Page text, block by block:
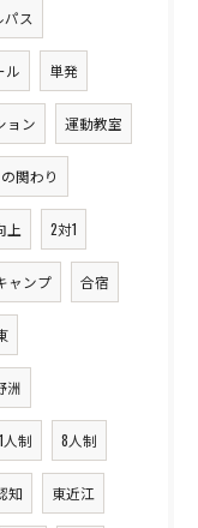
パス
ル 単発
ョン 運動教室
関わり
上 2対1
ャンプ 合宿
洲
人制 8人制
知 東近江